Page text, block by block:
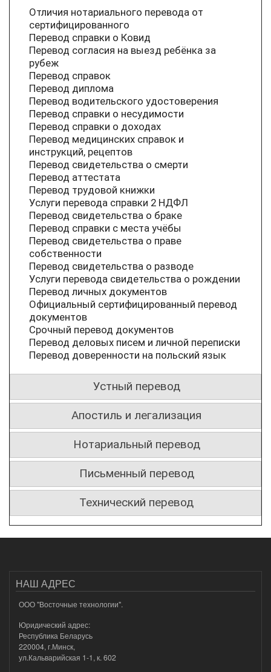
Отличия нотариального перевода от
сертифицированного
Перевод справки о Ковид
Перевод согласия на выезд ребёнка за
рубеж
Перевод справок
Перевод диплома
Перевод водительского удостоверения
Перевод справки о несудимости
Перевод справки о доходах
Перевод медицинских справок и
инструкций, рецептов
Перевод свидетельства о смерти
Перевод аттестата
Перевод трудовой книжки
Услуги перевода справки 2 НДФЛ
Перевод свидетельства о браке
Перевод справки с места учёбы
Перевод свидетельства о праве
собственности
Перевод свидетельства о разводе
Услуги перевода свидетельства о рождении
Перевод личных документов
Официальный сертифицированный перевод
документов
Срочный перевод документов
Перевод деловых писем и личной переписки
Перевод доверенности на польский язык
Устный перевод
Апостиль и легализация
Нотариальный перевод
Письменный перевод
Технический перевод
НАШ АДРЕС
ООО "Восточные технологии".
Юридический адрес:
Республика Беларусь
220004, г.Минск,
ул.Кальварийская 1-1, к. 602